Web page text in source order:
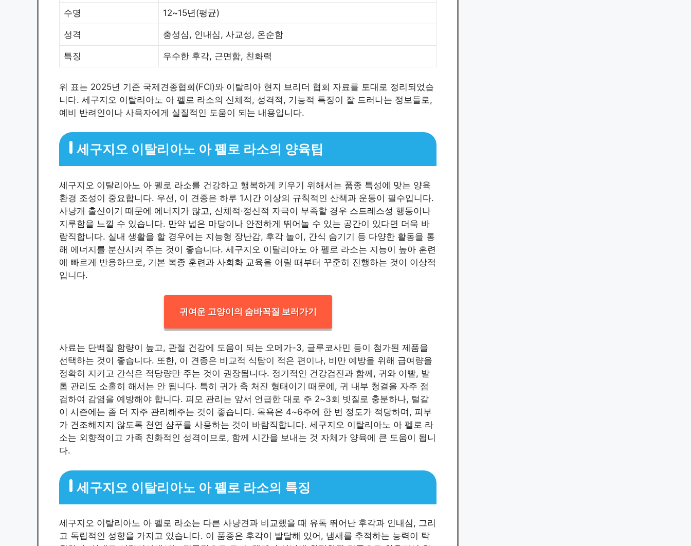
수명 12~15년(평균)
성격 충성심, 인내심, 사교성, 온순함
특징 우수한 후각, 근면함, 친화력
위 표는 2025년 기준 국제견종협회(FCI)와 이탈리아 현지 브리더 협회 자료를 토대로 정리되었습
니다. 세구지오 이탈리아노 아 펠로 라소의 신체적, 성격적, 기능적 특징이 잘 드러나는 정보들로,
예비 반려인이나 사육자에게 실질적인 도움이 되는 내용입니다.
세구지오 이탈리아노 아 펠로 라소의 양육팁
세구지오 이탈리아노 아 펠로 라소를 건강하고 행복하게 키우기 위해서는 품종 특성에 맞는 양육
환경 조성이 중요합니다. 우선, 이 견종은 하루 1시간 이상의 규칙적인 산책과 운동이 필수입니다.
사냥개 출신이기 때문에 에너지가 많고, 신체적·정신적 자극이 부족할 경우 스트레스성 행동이나
지루함을 느낄 수 있습니다. 만약 넓은 마당이나 안전하게 뛰어놀 수 있는 공간이 있다면 더욱 바
람직합니다. 실내 생활을 할 경우에는 지능형 장난감, 후각 놀이, 간식 숨기기 등 다양한 활동을 통
해 에너지를 분산시켜 주는 것이 좋습니다. 세구지오 이탈리아노 아 펠로 라소는 지능이 높아 훈련
에 빠르게 반응하므로, 기본 복종 훈련과 사회화 교육을 어릴 때부터 꾸준히 진행하는 것이 이상적
입니다.
귀여운 고양이의 숨바꼭질 보러가기
사료는 단백질 함량이 높고, 관절 건강에 도움이 되는 오메가-3, 글루코사민 등이 첨가된 제품을
선택하는 것이 좋습니다. 또한, 이 견종은 비교적 식탐이 적은 편이나, 비만 예방을 위해 급여량을
정확히 지키고 간식은 적당량만 주는 것이 권장됩니다. 정기적인 건강검진과 함께, 귀와 이빨, 발
톱 관리도 소홀히 해서는 안 됩니다. 특히 귀가 축 처진 형태이기 때문에, 귀 내부 청결을 자주 점
검하여 감염을 예방해야 합니다. 피모 관리는 앞서 언급한 대로 주 2~3회 빗질로 충분하나, 털갈
이 시즌에는 좀 더 자주 관리해주는 것이 좋습니다. 목욕은 4~6주에 한 번 정도가 적당하며, 피부
가 건조해지지 않도록 천연 샴푸를 사용하는 것이 바람직합니다. 세구지오 이탈리아노 아 펠로 라
소는 외향적이고 가족 친화적인 성격이므로, 함께 시간을 보내는 것 자체가 양육에 큰 도움이 됩니
다.
세구지오 이탈리아노 아 펠로 라소의 특징
세구지오 이탈리아노 아 펠로 라소는 다른 사냥견과 비교했을 때 유독 뛰어난 후각과 인내심, 그리
고 독립적인 성향을 가지고 있습니다. 이 품종은 후각이 발달해 있어, 냄새를 추적하는 능력이 탁